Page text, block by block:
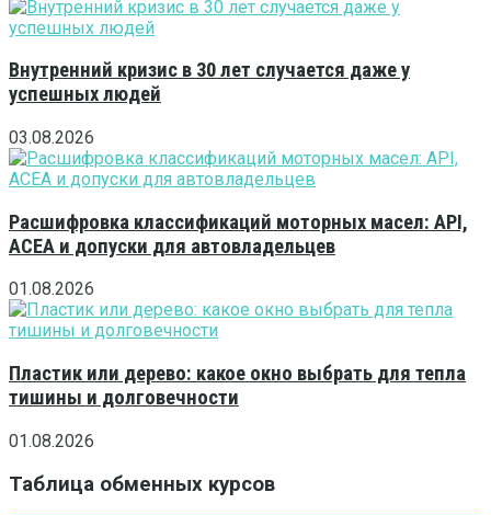
Внутренний кризис в 30 лет случается даже у
успешных людей
03.08.2026
Расшифровка классификаций моторных масел: API,
ACEA и допуски для автовладельцев
01.08.2026
Пластик или дерево: какое окно выбрать для тепла
тишины и долговечности
01.08.2026
Таблица обменных курсов